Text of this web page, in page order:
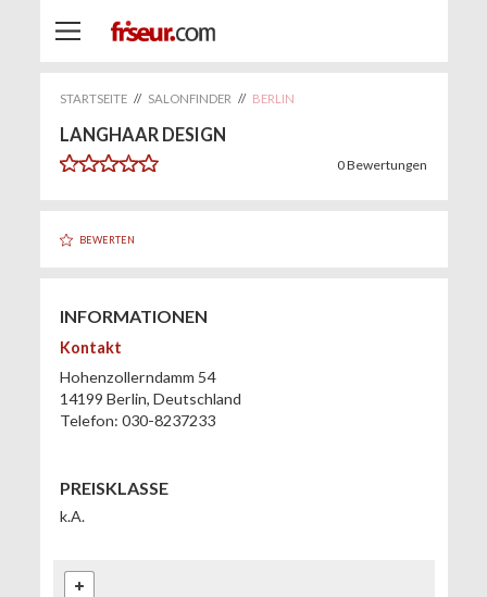
STARTSEITE // SALONFINDER // BERLIN
LANGHAAR DESIGN
0Bewertungen
BEWERTEN
INFORMATIONEN
Kontakt
Hohenzollerndamm 54
14199 Berlin, Deutschland
Telefon: 030-8237233
PREISKLASSE
k.A.